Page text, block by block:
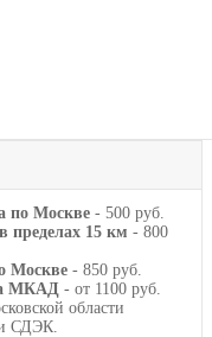
по Москве - 500 руб.
15 км - 800
Москве - 850 руб.
МКАД - от 1100 руб.
области
СДЭК.